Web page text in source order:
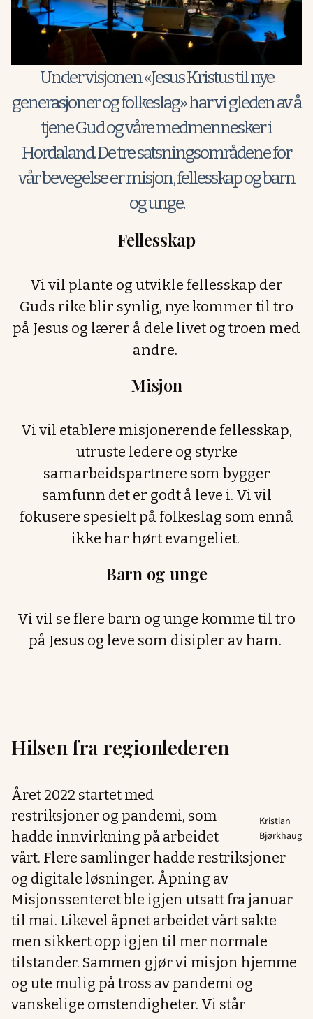
Under visjonen «Jesus Kristus til nye
generasjoner og folkeslag» har vi gleden av å
tjene Gud og våre medmennesker i
Hordaland. De tre satsningsområdene for
vår bevegelse er misjon, fellesskap og barn
og unge.
Fellesskap
Vi vil plante og utvikle fellesskap der
Guds rike blir synlig, nye kommer til tro
på Jesus og lærer å dele livet og troen med
andre.
Misjon
Vi vil etablere misjonerende fellesskap,
utruste ledere og styrke
samarbeidspartnere som bygger
samfunn det er godt å leve i. Vi vil
fokusere spesielt på folkeslag som ennå
ikke har hørt evangeliet.
Barn og unge
Vi vil se flere barn og unge komme til tro
på Jesus og leve som disipler av ham.
Hilsen fra regionlederen
Kristian
Bjørkhaug
Året 2022 startet med
restriksjoner og pandemi, som
hadde innvirkning på arbeidet
vårt. Flere samlinger hadde restriksjoner
og digitale løsninger. Åpning av
Misjonssenteret ble igjen utsatt fra januar
til mai. Likevel åpnet arbeidet vårt sakte
men sikkert opp igjen til mer normale
tilstander. Sammen gjør vi misjon hjemme
og ute mulig på tross av pandemi og
vanskelige omstendigheter. Vi står